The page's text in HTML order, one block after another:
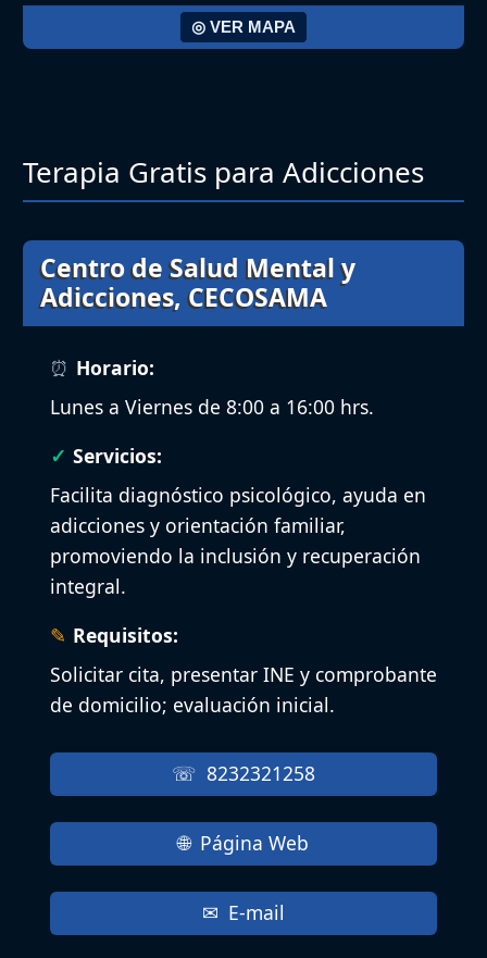
◎ VER MAPA
Terapia Gratis para Adicciones
Centro de Salud Mental y
Adicciones, CECOSAMA
Horario:
Lunes a Viernes de 8:00 a 16:00 hrs.
Servicios:
Facilita diagnóstico psicológico, ayuda en
adicciones y orientación familiar,
promoviendo la inclusión y recuperación
integral.
Requisitos:
Solicitar cita, presentar INE y comprobante
de domicilio; evaluación inicial.
8232321258
Página Web
E-mail